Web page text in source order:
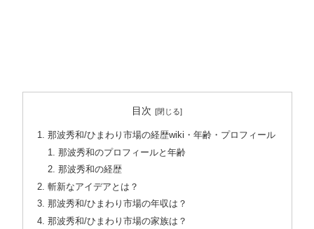
目次
那波秀和/ひまわり市場の経歴wiki・年齢・プロフィール
那波秀和のプロフィールと年齢
那波秀和の経歴
斬新なアイデアとは？
那波秀和/ひまわり市場の年収は？
那波秀和/ひまわり市場の家族は？